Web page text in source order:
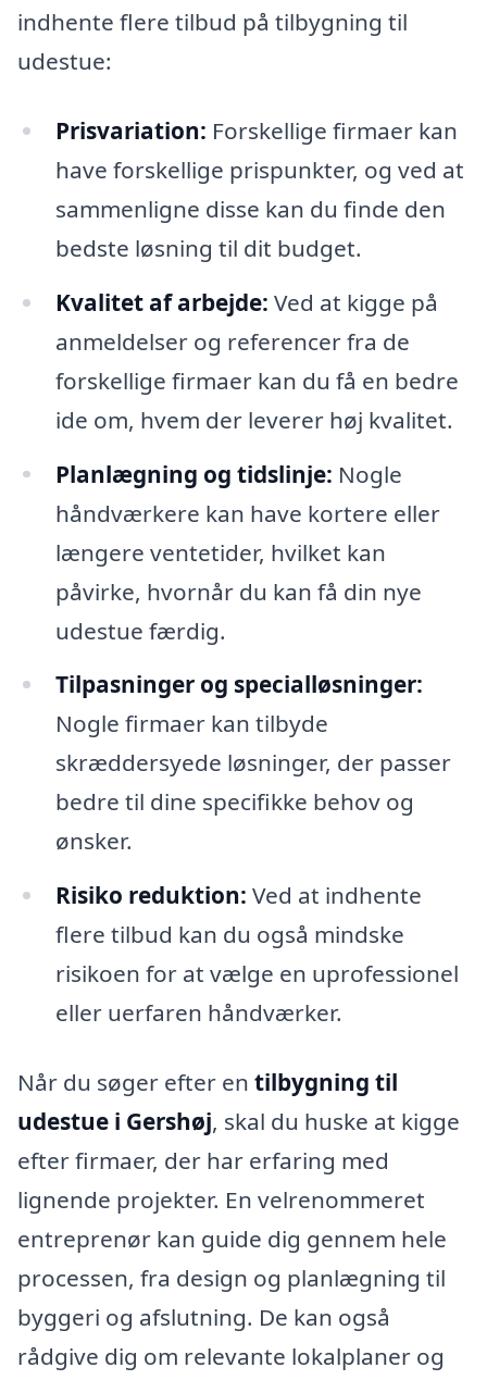
indhente flere tilbud på tilbygning til
udestue:
Prisvariation: Forskellige firmaer kan
have forskellige prispunkter, og ved at
sammenligne disse kan du finde den
bedste løsning til dit budget.
Kvalitet af arbejde: Ved at kigge på
anmeldelser og referencer fra de
forskellige firmaer kan du få en bedre
ide om, hvem der leverer høj kvalitet.
Planlægning og tidslinje: Nogle
håndværkere kan have kortere eller
længere ventetider, hvilket kan
påvirke, hvornår du kan få din nye
udestue færdig.
Tilpasninger og specialløsninger:
Nogle firmaer kan tilbyde
skræddersyede løsninger, der passer
bedre til dine specifikke behov og
ønsker.
Risiko reduktion: Ved at indhente
flere tilbud kan du også mindske
risikoen for at vælge en uprofessionel
eller uerfaren håndværker.
Når du søger efter en tilbygning til
udestue i Gershøj, skal du huske at kigge
efter firmaer, der har erfaring med
lignende projekter. En velrenommeret
entreprenør kan guide dig gennem hele
processen, fra design og planlægning til
byggeri og afslutning. De kan også
rådgive dig om relevante lokalplaner og